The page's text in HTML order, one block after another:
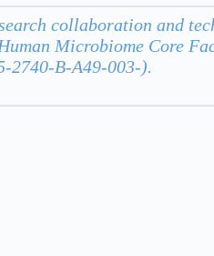
collaboration and
Microbiome Core
2740-B-A49-003-).